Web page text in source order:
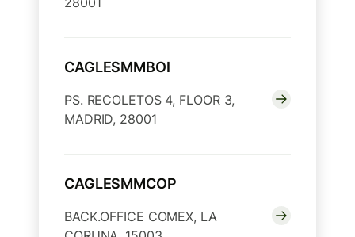
CAGLESMMBOI
PS. RECOLETOS 4, FLOOR 3,
MADRID, 28001
CAGLESMMCOP
BACK.OFFICE COMEX, LA